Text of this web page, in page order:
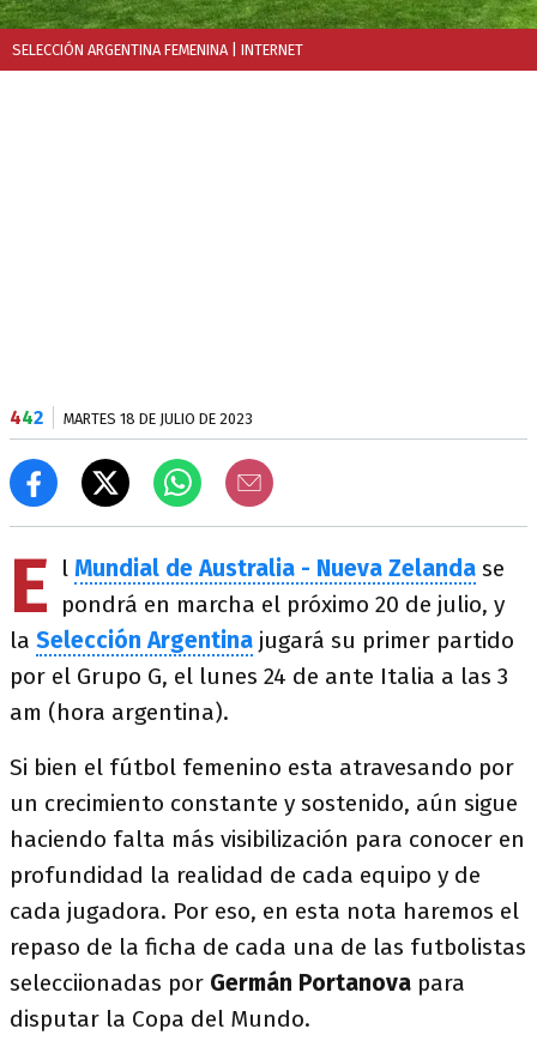
SELECCIÓN ARGENTINA FEMENINA | INTERNET
442 MARTES 18 DE JULIO DE 2023
E l Mundial de Australia - Nueva Zelanda se
pondrá en marcha el próximo 20 de julio, y
la Selección Argentina jugará su primer partido
por el Grupo G, el lunes 24 de ante Italia a las 3
am (hora argentina).
Si bien el fútbol femenino esta atravesando por
un crecimiento constante y sostenido, aún sigue
haciendo falta más visibilización para conocer en
profundidad la realidad de cada equipo y de
cada jugadora. Por eso, en esta nota haremos el
repaso de la ficha de cada una de las futbolistas
selecciionadas por Germán Portanova para
disputar la Copa del Mundo.